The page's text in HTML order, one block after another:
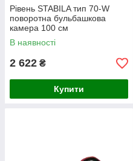
Рівень STABILA тип 70-W
поворотна бульбашкова
камера 100 см
В наявності
2 622 ₴
Купити